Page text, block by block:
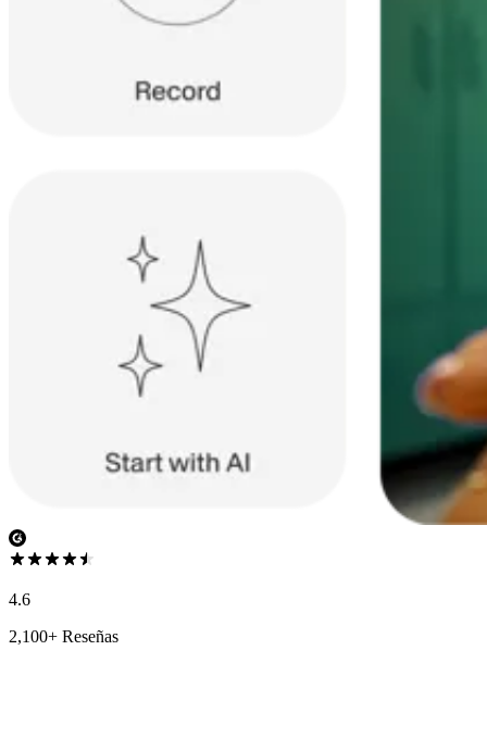
4.6
2,100+ Reseñas